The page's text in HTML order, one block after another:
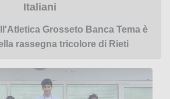
Italiani
Grosseto Banca Tema è
rassegna tricolore di Rieti